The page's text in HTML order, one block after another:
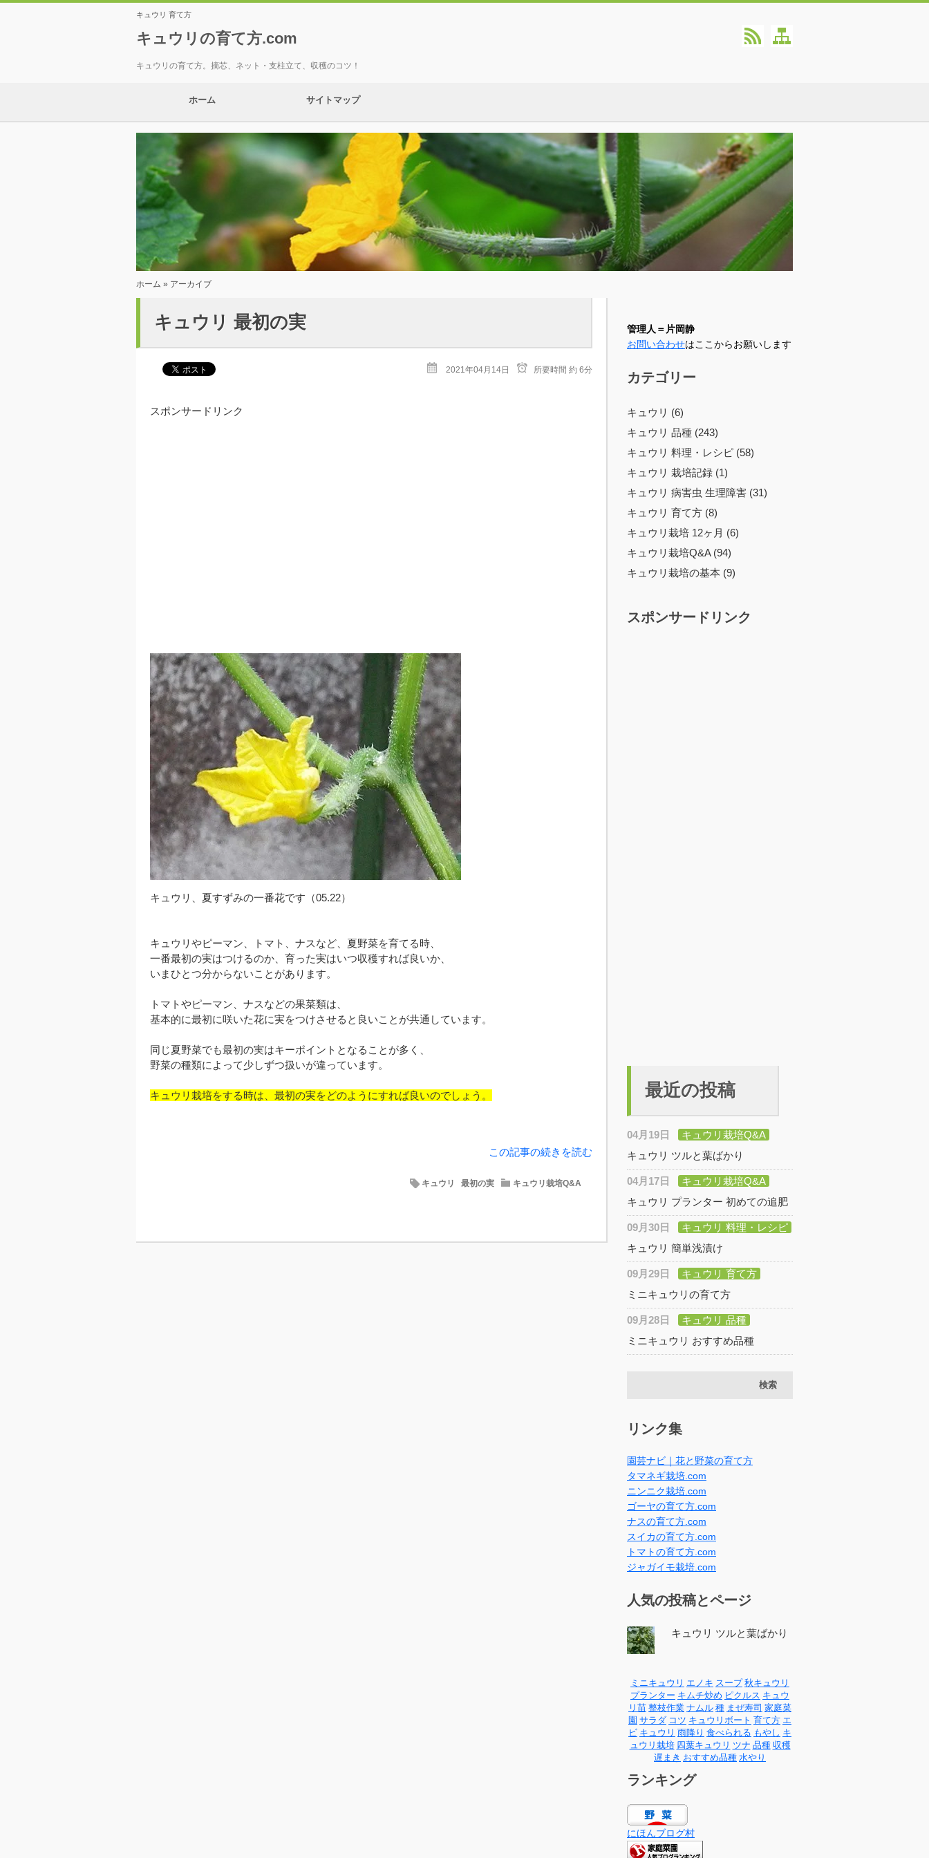
キュウリ 育て方
キュウリの育て方.com
キュウリの育て方。摘芯、ネット・支柱立て、収穫のコツ！
ホーム サイトマップ
ホーム » アーカイブ
キュウリ 最初の実
所要時間 約 6分
2021年04月14日
スポンサードリンク
キュウリ、夏すずみの一番花です（05.22）
キュウリやピーマン、トマト、ナスなど、夏野菜を育てる時、
一番最初の実はつけるのか、育った実はいつ収穫すれば良いか、
いまひとつ分からないことがあります。
トマトやピーマン、ナスなどの果菜類は、
基本的に最初に咲いた花に実をつけさせると良いことが共通しています。
同じ夏野菜でも最初の実はキーポイントとなることが多く、
野菜の種類によって少しずつ扱いが違っています。
キュウリ栽培をする時は、最初の実をどのようにすれば良いのでしょう。
この記事の続きを読む
キュウリ 最初の実 キュウリ栽培Q&A
管理人＝片岡静
お問い合わせはここからお願いします
カテゴリー
キュウリ (6)
キュウリ 品種 (243)
キュウリ 料理・レシピ (58)
キュウリ 栽培記録 (1)
キュウリ 病害虫 生理障害 (31)
キュウリ 育て方 (8)
キュウリ栽培 12ヶ月 (6)
キュウリ栽培Q&A (94)
キュウリ栽培の基本 (9)
スポンサードリンク
最近の投稿
04月19日
キュウリ栽培Q&A
キュウリ ツルと葉ばかり
04月17日
キュウリ栽培Q&A
キュウリ プランター 初めての追肥
09月30日
キュウリ 料理・レシピ
キュウリ 簡単浅漬け
09月29日
キュウリ 育て方
ミニキュウリの育て方
09月28日
キュウリ 品種
ミニキュウリ おすすめ品種
リンク集
園芸ナビ｜花と野菜の育て方
タマネギ栽培.com
ニンニク栽培.com
ゴーヤの育て方.com
ナスの育て方.com
スイカの育て方.com
トマトの育て方.com
ジャガイモ栽培.com
人気の投稿とページ
キュウリ ツルと葉ばかり
ミニキュウリ エノキ スープ 秋キュウリ
プランター キムチ炒め ピクルス キュウ
リ苗 整枝作業 ナムル 種 まぜ寿司 家庭菜
園 サラダ コツ キュウリボート 育て方 エ
ビ キュウリ 雨降り 食べられる もやし キ
ュウリ栽培 四葉キュウリ ツナ 品種 収穫
遅まき おすすめ品種 水やり
ランキング
にほんブログ村